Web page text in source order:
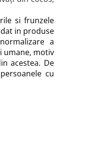
si frunzele
in produse
a
umane, motiv
acestea. De
cu